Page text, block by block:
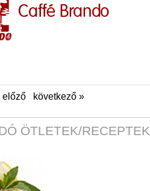
Caffé Brando
előző következő »
ÖTLETEK/RECEPTEK